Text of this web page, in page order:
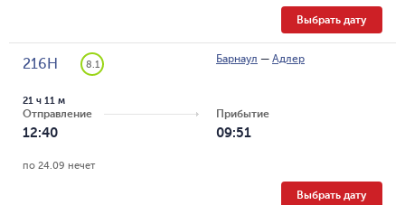
Выбрать дату
216Н 8.1 Барнаул — Адлер
Отправление
12:40
21 ч 11 м
Прибытие
09:51
по 24.09 нечет
Выбрать дату